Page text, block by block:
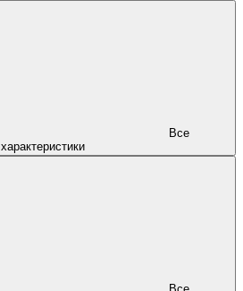
характеристики